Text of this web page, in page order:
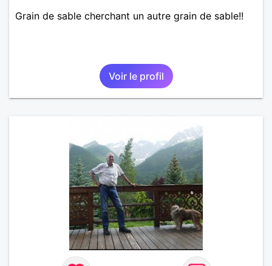
Grain de sable cherchant un autre grain de sable!!
Voir le profil